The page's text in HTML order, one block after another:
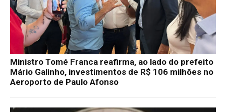
Ministro Tomé Franca reafirma, ao lado do prefeito
Mário Galinho, investimentos de R$ 106 milhões no
Aeroporto de Paulo Afonso